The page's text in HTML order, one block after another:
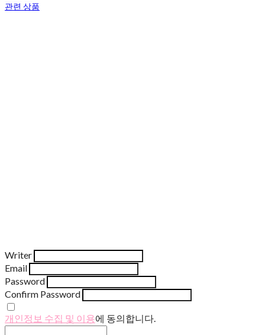
관련 상품
Writer
Email
Password
Confirm Password
개인정보 수집 및 이용에 동의합니다.